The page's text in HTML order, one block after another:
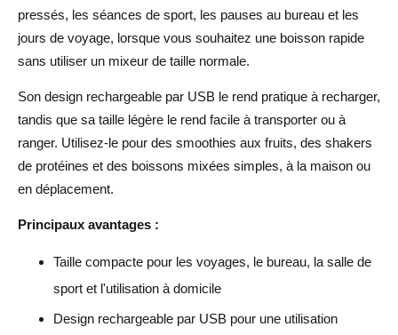
pressés, les séances de sport, les pauses au bureau et les
jours de voyage, lorsque vous souhaitez une boisson rapide
sans utiliser un mixeur de taille normale.
Son design rechargeable par USB le rend pratique à recharger,
tandis que sa taille légère le rend facile à transporter ou à
ranger. Utilisez-le pour des smoothies aux fruits, des shakers
de protéines et des boissons mixées simples, à la maison ou
en déplacement.
Principaux avantages :
Taille compacte pour les voyages, le bureau, la salle de
sport et l'utilisation à domicile
Design rechargeable par USB pour une utilisation